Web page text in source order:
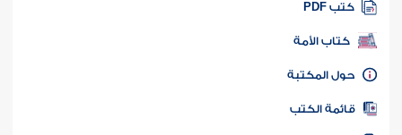
كتب PDF
كتاب الأمة
المكتبة